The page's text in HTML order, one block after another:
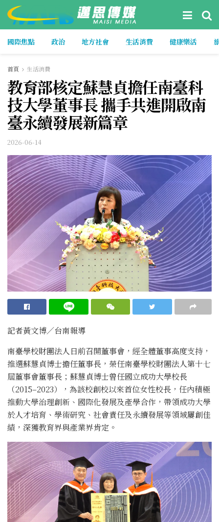
國際焦點 政治 地方社會 生活消費 健康樂活
首頁 生活消費
教育部核定蘇慧貞擔任南臺科
技大學董事長 攜手共進開啟南
臺永續發展新篇章
2026-06-14
記者黃文博／台南報導
南臺學校財團法人日前召開董事會，經全體董事高度支持，
推選蘇慧貞博士擔任董事長，榮任南臺學校財團法人第十七
屆董事會董事長；蘇慧貞博士曾任國立成功大學校長
（2015–2023），為該校創校以來首位女性校長，任內積極
推動大學治理創新、國際化發展及產學合作，帶領成功大學
於人才培育、學術研究、社會責任及永續發展等領域屢創佳
績，深獲教育界與產業界肯定。